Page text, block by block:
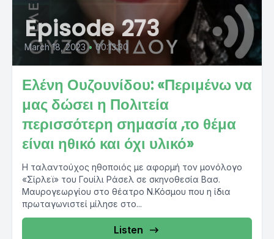
Episode 273
March 18, 2023 • 00:13:30
Ελένη Ουζουνίδου: «Περιμένω να
μας δώσει η Πολιτεία
περισσότερη σημασία ,το θέμα
είναι ηθικό και όχι υλικό»
Η ταλαντούχος ηθοποιός με αφορμή τον μονόλογο
«Σίρλεϊ» του Γουίλι Ράσελ σε σκηνοθεσία Βασ.
Μαυρογεωργίου στο θέατρο Ν.Κόσμου που η ίδια
πρωταγωνιστεί μίλησε στο...
Listen